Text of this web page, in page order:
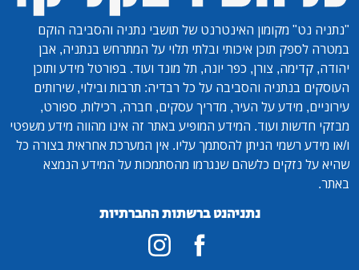
"נתניה נט" מקומון האינטרנט של תושבי נתניה והסביבה הוקם
במטרה לספק תוכן איכותי ובלתי תלוי על המתרחש בנתניה, אבן
יהודה, קדימה, צורן, כפר יונה, תל מונד ועוד. בפורטל מידע ותוכן
העוסקים בנתניה והסביבה על כל רבדיה: תרבות ובילוי, שירותים
עירוניים, מידע על העיר, מדריך עסקים, חברה, רכילות, ספורט,
מבזקי חדשות ועוד. המידע המופיע באתר זה אינו מהווה מידע משפטי
ו/או מידע רשמי הניתן להסתמך עליו. אין המערכת אחראית בצורה כל
שהיא על נזקים כלשהם שנגרמו מהסתמכות על המידע הנמצא
באתר.
נתניהנט ברשתות החברתיות